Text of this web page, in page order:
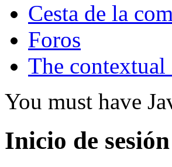
Cesta de la
Foros
The contextual
You must have
Inicio de sesión